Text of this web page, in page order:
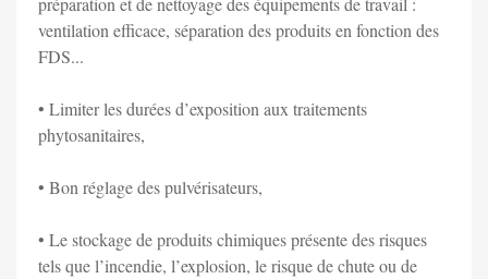
ventilation efficace, séparation des produits en fonction des
FDS...
• Limiter les durées d’exposition aux traitements
phytosanitaires,
• Bon réglage des pulvérisateurs,
• Le stockage de produits chimiques présente des risques
tels que l’incendie, l’explosion, le risque de chute ou de